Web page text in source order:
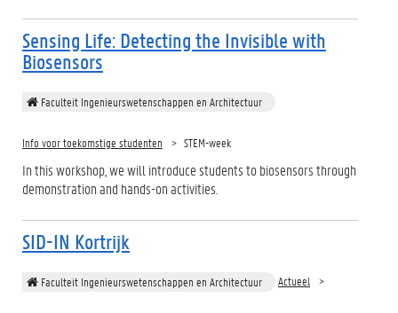
Sensing Life: Detecting the Invisible with
Biosensors
Faculteit Ingenieurswetenschappen en Architectuur
Info voor toekomstige studenten STEM-week
In this workshop, we will introduce students to biosensors through
demonstration and hands-on activities.
SID-IN Kortrijk
Faculteit Ingenieurswetenschappen en Architectuur Actueel